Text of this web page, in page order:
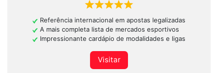
Referência internacional em apostas legalizadas
A mais completa lista de mercados esportivos
Impressionante cardápio de modalidades e ligas
Visitar